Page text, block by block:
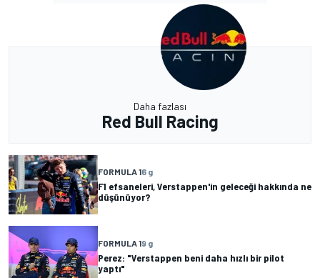
Daha fazlası
Red Bull Racing
FORMULA 16 g
F1 efsaneleri, Verstappen'in geleceği hakkında ne
düşünüyor?
FORMULA 19 g
Perez: "Verstappen beni daha hızlı bir pilot
yaptı"